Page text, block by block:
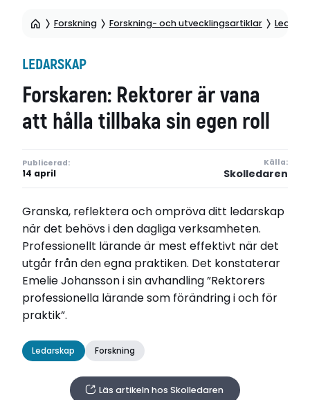
Forskning Forskning- och utvecklingsartiklar
LEDARSKAP
Forskaren: Rektorer är vana
att hålla tillbaka sin egen roll
Publicerad:
14 april
Källa:
Skolledaren
Granska, reflektera och ompröva ditt ledarskap
när det behövs i den dagliga verksamheten.
Professionellt lärande är mest effektivt när det
utgår från den egna praktiken. Det konstaterar
Emelie Johansson i sin avhandling ”Rektorers
professionella lärande som förändring i och för
praktik”.
Ledarskap Forskning
Läs artikeln hos Skolledaren